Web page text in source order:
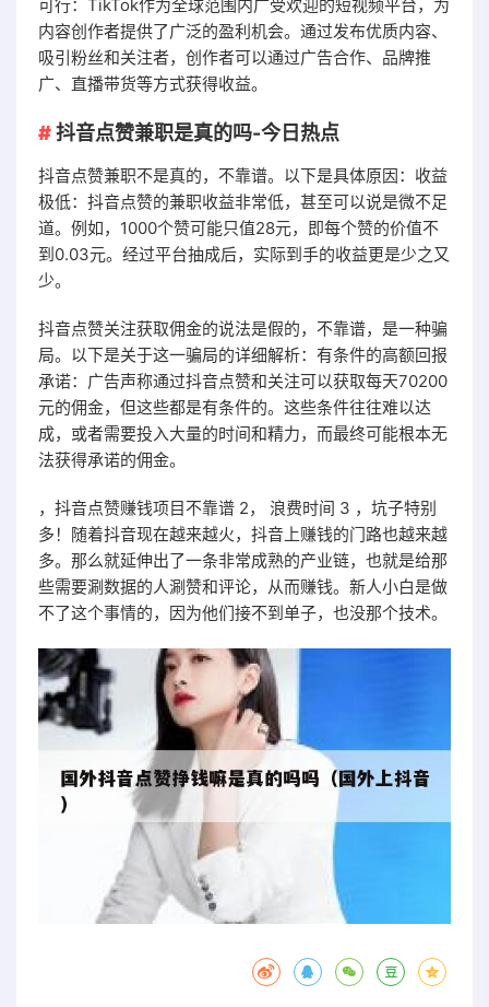
可行：TikTok作为全球范围内广受欢迎的短视频平台，为
内容创作者提供了广泛的盈利机会。通过发布优质内容、
吸引粉丝和关注者，创作者可以通过广告合作、品牌推
广、直播带货等方式获得收益。
抖音点赞兼职是真的吗-今日热点
抖音点赞兼职不是真的，不靠谱。以下是具体原因：收益
极低：抖音点赞的兼职收益非常低，甚至可以说是微不足
道。例如，1000个赞可能只值28元，即每个赞的价值不
到0.03元。经过平台抽成后，实际到手的收益更是少之又
少。
抖音点赞关注获取佣金的说法是假的，不靠谱，是一种骗
局。以下是关于这一骗局的详细解析：有条件的高额回报
承诺：广告声称通过抖音点赞和关注可以获取每天70200
元的佣金，但这些都是有条件的。这些条件往往难以达
成，或者需要投入大量的时间和精力，而最终可能根本无
法获得承诺的佣金。
，抖音点赞赚钱项目不靠谱 2， 浪费时间 3 ，坑子特别
多！随着抖音现在越来越火，抖音上赚钱的门路也越来越
多。那么就延伸出了一条非常成熟的产业链，也就是给那
些需要涮数据的人涮赞和评论，从而赚钱。新人小白是做
不了这个事情的，因为他们接不到单子，也没那个技术。